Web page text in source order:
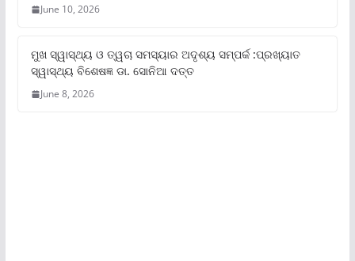
June 10, 2026
ମୁଖ ସ୍ୱାସ୍ଥ୍ୟ ଓ ତ୍ୱଚା ସମସ୍ୟାର ଅଦୃଶ୍ୟ ସମ୍ପର୍କ :ପ୍ରଖ୍ୟାତ
ସ୍ୱାସ୍ଥ୍ୟ ବିଶେଷଜ୍ଞ ଡା. ସୋନିଆ ଦତ୍ତ
June 8, 2026